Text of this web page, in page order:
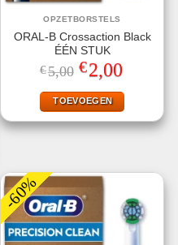
OPZETBORSTELS
ORAL-B Crossaction Black
ÉÉN STUK
€5,00 Oorspronkelijke
prijs
was:
€5,00.
€2,00
is:
€2,00.
TOEVOEGEN
-60%